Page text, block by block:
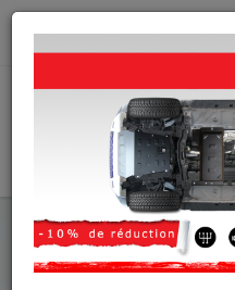
Protection Sous Moteur Opel
Protection Sous Moteur